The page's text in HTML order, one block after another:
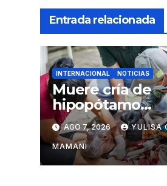
Entrada relacionada
INTERNACIONAL NOTICIAS
Muere cría de
hipopótamo
rescatada en
Colombia tras
recibir atención
veterinaria
AGO 7, 2026 YULISA
MAMANI